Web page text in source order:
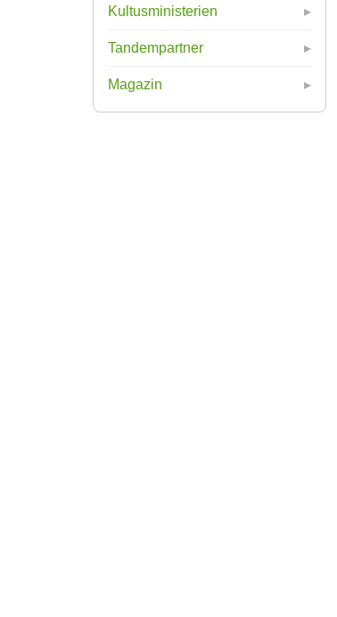
Kultusministerien
Tandempartner
Magazin